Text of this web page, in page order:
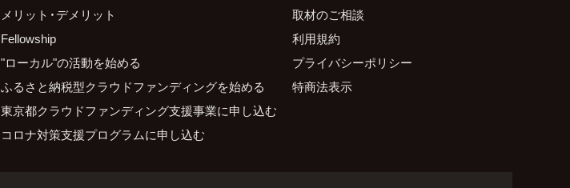
メリット・デメリット
Fellowship
"ローカル"の活動を始める
ふるさと納税型クラウドファンディングを始める
東京都クラウドファンディング支援事業に申し込む
コロナ対策支援プログラムに申し込む
取材のご相談
利用規約
プライバシーポリシー
特商法表示